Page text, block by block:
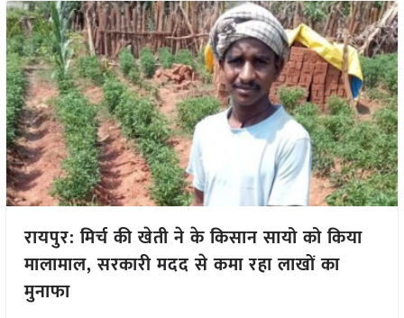
रायपुर: मिर्च की खेती ने के किसान सायो को किया
मालामाल, सरकारी मदद से कमा रहा लाखों का
मुनाफा